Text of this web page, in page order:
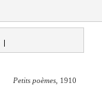
Petits poèmes , 1910